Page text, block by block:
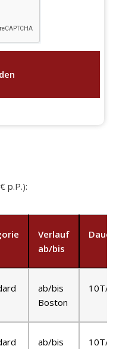
p.P.):
Verlauf
ab/bis
ab/bis
Boston
10T/
ab/bis
10T/